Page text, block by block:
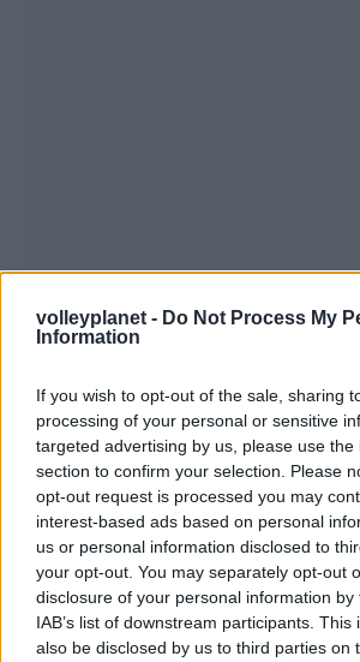
volleyplanet - Do Not Process My
Information
If you wish to opt-out of the sale, sharing
processing of your personal or sensitive
targeted advertising by us, please use the
section to confirm your selection. Please
opt-out request is processed you may
interest-based ads based on personal
us or personal information disclosed to
your opt-out. You may separately opt-out
disclosure of your personal information
IAB’s list of downstream participants.
also be disclosed by us to third parties on